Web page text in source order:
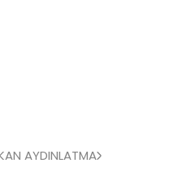
AYDINLATMA